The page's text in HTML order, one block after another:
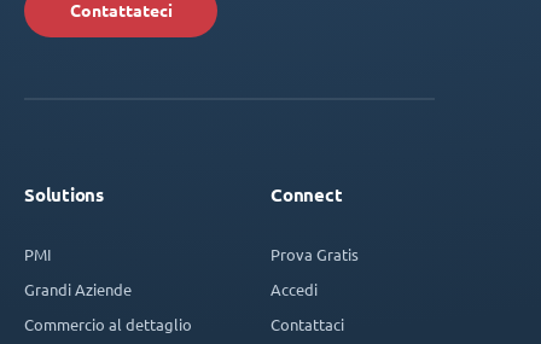
Contattateci
Solutions
PMI
Grandi Aziende
Commercio al dettaglio
Connect
Prova Gratis
Accedi
Contattaci